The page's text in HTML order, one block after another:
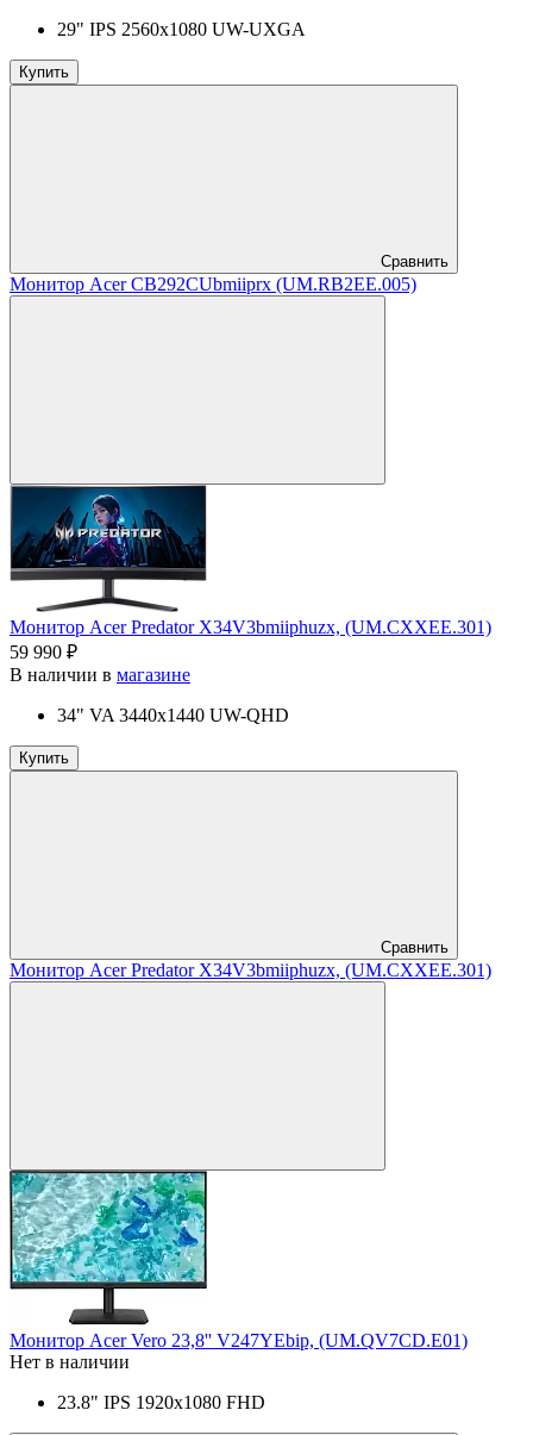
29" IPS 2560x1080 UW-UXGA
Купить
Сравнить
Монитор Acer CB292CUbmiiprx (UM.RB2EE.005)
Монитор Acer Predator X34V3bmiiphuzx, (UM.CXXEE.301)
59 990 ₽
В наличии в магазине
34" VA 3440x1440 UW-QHD
Купить
Сравнить
Монитор Acer Predator X34V3bmiiphuzx, (UM.CXXEE.301)
Монитор Acer Vero 23,8'' V247YEbip, (UM.QV7CD.E01)
Нет в наличии
23.8" IPS 1920x1080 FHD